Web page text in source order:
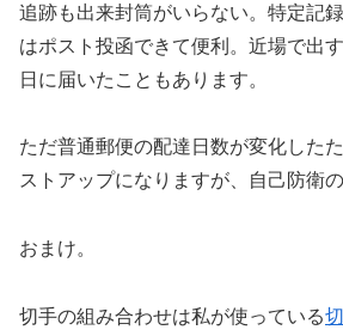
追跡も出来封筒がいらない。特定記
はポスト投函できて便利。近場で出
日に届いたこともあります。
ただ普通郵便の配達日数が変化した
ストアップになりますが、自己防衛
おまけ。
切手の組み合わせは私が使っている